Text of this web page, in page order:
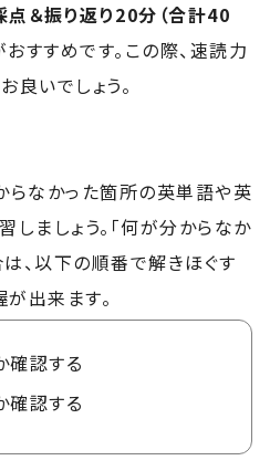
＆振り返り20分（合計40
すすめです。この際、速読力
良いでしょう。
らなかった箇所の英単語や英
しましょう。「何が分からなか
、以下の順番で解きほぐす
出来ます。
確認する
確認する